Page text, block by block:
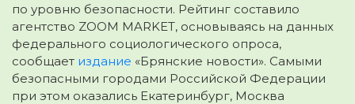
по уровню безопасности. Рейтинг составило
агентство ZOOM MARKET, основываясь на данных
федерального социологического опроса,
сообщает издание «Брянские новости». Самыми
безопасными городами Российской Федерации
при этом оказались Екатеринбург, Москва